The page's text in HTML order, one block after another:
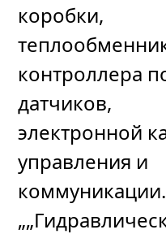
коробки,
контроллера
датчиков,
электронной
управления и
коммуникации.